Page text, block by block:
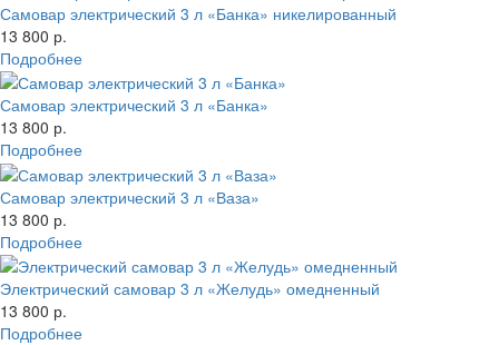
Самовар электрический 3 л «Банка» никелированный
13 800 р.
Подробнее
Самовар электрический 3 л «Банка»
13 800 р.
Подробнее
Самовар электрический 3 л «Ваза»
13 800 р.
Подробнее
Электрический самовар 3 л «Желудь» омедненный
13 800 р.
Подробнее